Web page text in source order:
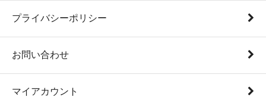
プライバシーポリシー
お問い合わせ
マイアカウント